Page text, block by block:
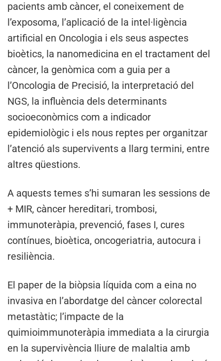
pacients amb càncer, el coneixement de
l’exposoma, l’aplicació de la intel·ligència
artificial en Oncologia i els seus aspectes
bioètics, la nanomedicina en el tractament del
càncer, la genòmica com a guia per a
l’Oncologia de Precisió, la interpretació del
NGS, la influència dels determinants
socioeconòmics com a indicador
epidemiològic i els nous reptes per organitzar
l’atenció als supervivents a llarg termini, entre
altres qüestions.
A aquests temes s’hi sumaran les sessions de
+ MIR, càncer hereditari, trombosi,
immunoteràpia, prevenció, fases I, cures
contínues, bioètica, oncogeriatria, autocura i
resiliència.
El paper de la biòpsia líquida com a eina no
invasiva en l’abordatge del càncer colorectal
metastàtic; l’impacte de la
quimioimmunoteràpia immediata a la cirurgia
en la supervivència lliure de malaltia amb